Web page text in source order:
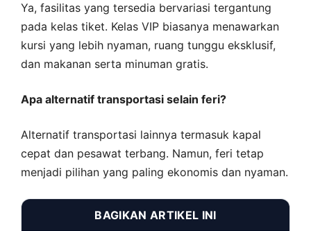
Ya, fasilitas yang tersedia bervariasi tergantung
pada kelas tiket. Kelas VIP biasanya menawarkan
kursi yang lebih nyaman, ruang tunggu eksklusif,
dan makanan serta minuman gratis.
Apa alternatif transportasi selain feri?
Alternatif transportasi lainnya termasuk kapal
cepat dan pesawat terbang. Namun, feri tetap
menjadi pilihan yang paling ekonomis dan nyaman.
BAGIKAN ARTIKEL INI